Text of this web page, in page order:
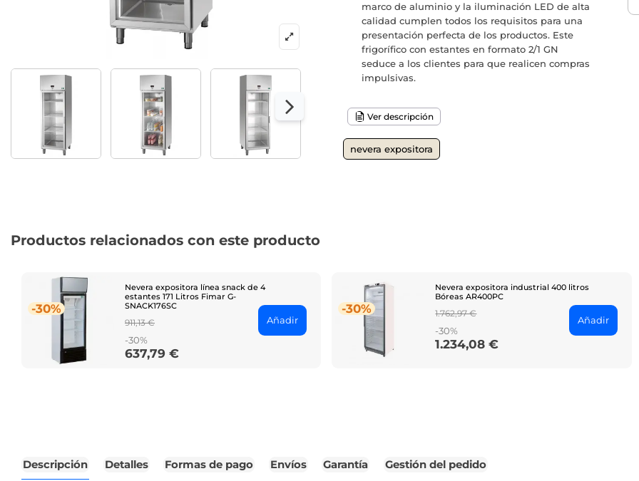
marco de aluminio y la iluminación LED de alta
calidad cumplen todos los requisitos para una
presentación perfecta de los productos. Este
frigorífico con estantes en formato 2/1 GN
seduce a los clientes para que realicen compras
impulsivas.
Ver descripción
nevera expositora
Productos relacionados con este producto
-30%
Nevera expositora línea snack de 4
estantes 171 Litros Fimar G-
SNACK176SC
Regular
price
911,13 €
-30%
Price
637,79 €
Añadir
-30%
Nevera expositora industrial 400 litros
Bóreas AR400PC
Regular
price
1.762,97 €
-30%
Price
1.234,08 €
Añadir
Descripción Detalles Formas de pago Envíos Garantía Gestión del pedido